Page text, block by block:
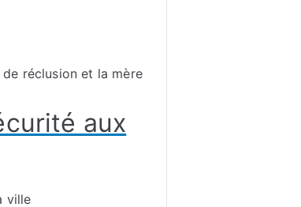
réclusion et la mère
aux